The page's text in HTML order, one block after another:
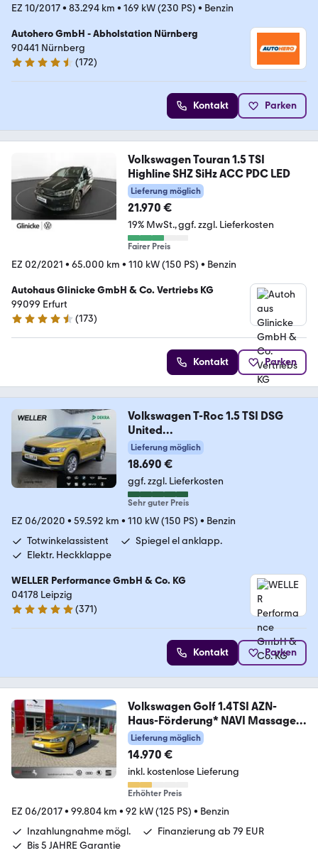
EZ 10/2017• 83.294 km • 169 kW (230 PS) • Benzin
Autohero GmbH - Abholstation Nürnberg
90441 Nürnberg
4.5 Sterne
(172)
Kontakt Parken
Volkswagen Touran 1.5 TSI
Highline SHZ SiHz ACC PDC LED
Lieferung möglich
21.970 €
19% MwSt. ggf. zzgl. Lieferkosten
Fairer Preis
EZ 02/2021 • 65.000 km • 110 kW (150 PS) • Benzin
Autohaus Glinicke GmbH & Co. Vertriebs KG
99099 Erfurt
4.4 Sterne
(173)
Kontakt Parken
Volkswagen T-Roc 1.5 TSI DSG
United
*StHz*ACC*SHZ*CAM*PDC*
Lieferung möglich
18.690 €
ggf. zzgl. Lieferkosten
Sehr guter Preis
EZ 06/2020 • 59.592 km • 110 kW (150 PS) • Benzin
Totwinkelassistent
Spiegel el anklapp.
Elektr. Heckklappe
WELLER Performance GmbH & Co. KG
04178 Leipzig
4.8 Sterne
(371)
Kontakt Parken
Volkswagen Golf 1.4TSI AZN-
Haus-Förderung* NAVI Massage
ACC
Lieferung möglich
14.970 €
inkl. kostenlose Lieferung
Erhöhter Preis
EZ 06/2017• 99.804 km • 92 kW (125 PS) • Benzin
Inzahlungnahme mögl.
Finanzierung ab 79 EUR
Bis 5 JAHRE Garantie